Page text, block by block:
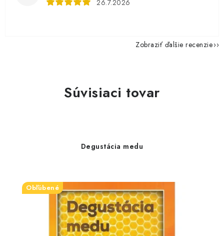
26.7.2026
Zobraziť ďalšie recenzie
Súvisiaci tovar
Degustácia medu
Obľúbené